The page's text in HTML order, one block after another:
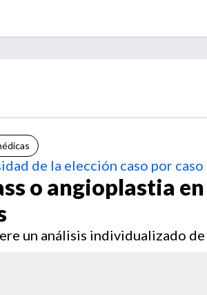
de la elección caso por caso
o angioplastia
un análisis individualizado